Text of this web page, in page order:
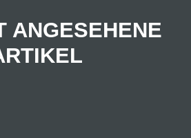
ANGESEHENE